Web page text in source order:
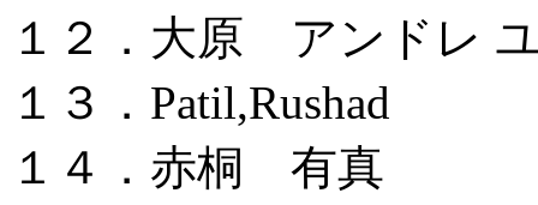
１２．大原 アンドレ
１３．Patil,Rushad
１４．赤桐 有真